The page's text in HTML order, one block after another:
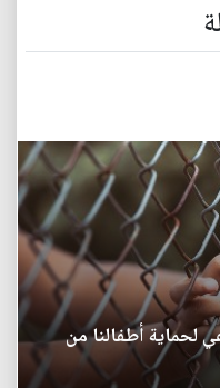
لحماية أطفالنا من